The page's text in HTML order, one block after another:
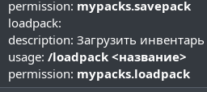
permission: mypacks.savepack
loadpack:
description: Загрузить инвентарь
usage: /loadpack <название>
permission: mypacks.loadpack